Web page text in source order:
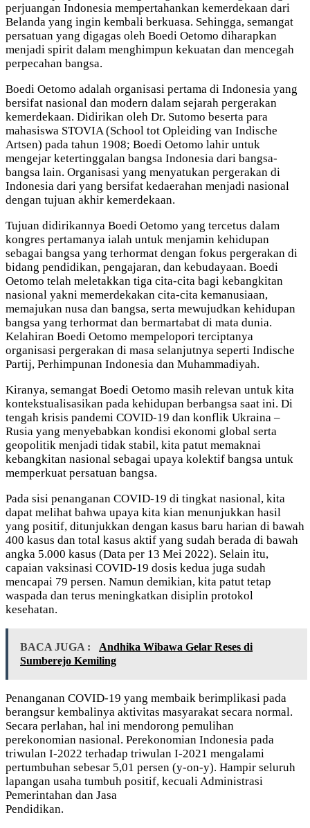
perjuangan Indonesia mempertahankan kemerdekaan dari
Belanda yang ingin kembali berkuasa. Sehingga, semangat
persatuan yang digagas oleh Boedi Oetomo diharapkan
menjadi spirit dalam menghimpun kekuatan dan mencegah
perpecahan bangsa.
Boedi Oetomo adalah organisasi pertama di Indonesia yang
bersifat nasional dan modern dalam sejarah pergerakan
kemerdekaan. Didirikan oleh Dr. Sutomo beserta para
mahasiswa STOVIA (School tot Opleiding van Indische
Artsen) pada tahun 1908; Boedi Oetomo lahir untuk
mengejar ketertinggalan bangsa Indonesia dari bangsa-
bangsa lain. Organisasi yang menyatukan pergerakan di
Indonesia dari yang bersifat kedaerahan menjadi nasional
dengan tujuan akhir kemerdekaan.
Tujuan didirikannya Boedi Oetomo yang tercetus dalam
kongres pertamanya ialah untuk menjamin kehidupan
sebagai bangsa yang terhormat dengan fokus pergerakan di
bidang pendidikan, pengajaran, dan kebudayaan. Boedi
Oetomo telah meletakkan tiga cita-cita bagi kebangkitan
nasional yakni memerdekakan cita-cita kemanusiaan,
memajukan nusa dan bangsa, serta mewujudkan kehidupan
bangsa yang terhormat dan bermartabat di mata dunia.
Kelahiran Boedi Oetomo mempelopori terciptanya
organisasi pergerakan di masa selanjutnya seperti Indische
Partij, Perhimpunan Indonesia dan Muhammadiyah.
Kiranya, semangat Boedi Oetomo masih relevan untuk kita
kontekstualisasikan pada kehidupan berbangsa saat ini. Di
tengah krisis pandemi COVID-19 dan konflik Ukraina –
Rusia yang menyebabkan kondisi ekonomi global serta
geopolitik menjadi tidak stabil, kita patut memaknai
kebangkitan nasional sebagai upaya kolektif bangsa untuk
memperkuat persatuan bangsa.
Pada sisi penanganan COVID-19 di tingkat nasional, kita
dapat melihat bahwa upaya kita kian menunjukkan hasil
yang positif, ditunjukkan dengan kasus baru harian di bawah
400 kasus dan total kasus aktif yang sudah berada di bawah
angka 5.000 kasus (Data per 13 Mei 2022). Selain itu,
capaian vaksinasi COVID-19 dosis kedua juga sudah
mencapai 79 persen. Namun demikian, kita patut tetap
waspada dan terus meningkatkan disiplin protokol
kesehatan.
BACA JUGA :
Andhika Wibawa Gelar Reses di
Sumberejo Kemiling
Penanganan COVID-19 yang membaik berimplikasi pada
berangsur kembalinya aktivitas masyarakat secara normal.
Secara perlahan, hal ini mendorong pemulihan
perekonomian nasional. Perekonomian Indonesia pada
triwulan I-2022 terhadap triwulan I-2021 mengalami
pertumbuhan sebesar 5,01 persen (y-on-y). Hampir seluruh
lapangan usaha tumbuh positif, kecuali Administrasi
Pemerintahan dan Jasa
Pendidikan.